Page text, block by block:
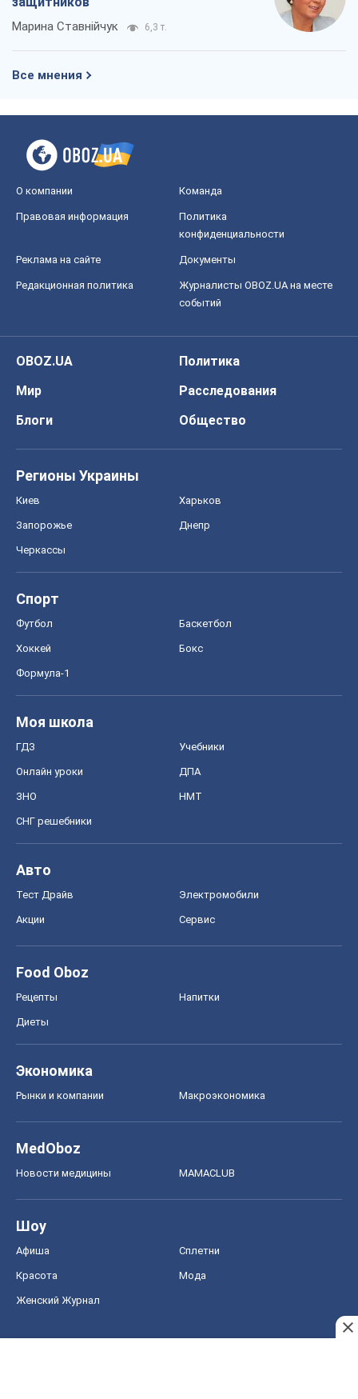
Марина Ставнійчук 6,3 т.
Все мнения
О компании Команда
Правовая информация
Политика
конфиденциальности
Реклама на сайте Документы
Редакционная политика
Журналисты OBOZ.UA на месте
событий
OBOZ.UA
Политика
Мир
Расследования
Блоги
Общество
Регионы Украины
Киев Харьков
Запорожье Днепр
Черкассы
Спорт
Футбол Баскетбол
Хоккей Бокс
Формула-1
Моя школа
ГДЗ Учебники
Онлайн уроки ДПА
ЗНО НМТ
СНГ решебники
Авто
Тест Драйв Электромобили
Акции Сервис
Food Oboz
Рецепты Напитки
Диеты
Экономика
Рынки и компании Mакроэкономика
MedOboz
Новости медицины MAMACLUB
Шоу
Афиша Сплетни
Красота Мода
Женский Журнал